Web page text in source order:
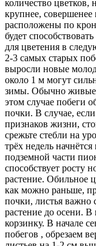
количество цветков,
крупнее,
расположены по
будет
для цветения в
2-3 самых старых
выросли новые
около 1 м могут
зимы. Обычно живые
этом случае побеги
почки. В случае,
признаков жизни,
срежьте стебли на
трёх недель
подземной части
способствует росту
растение. Обильное
как можно раньше,
почки, листья важно
растение до осени.
корзинку. В начале
побегов , обрезаем